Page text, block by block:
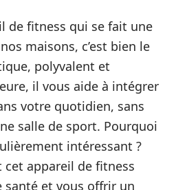
de fitness qui se fait une
maisons, c’est bien le
polyvalent et
il vous aide à intégrer
votre quotidien, sans
salle de sport. Pourquoi
intéressant ?
cet appareil de fitness
et vous offrir un